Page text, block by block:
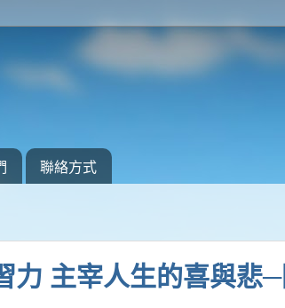
聯絡方式
力 主宰人生的喜與悲